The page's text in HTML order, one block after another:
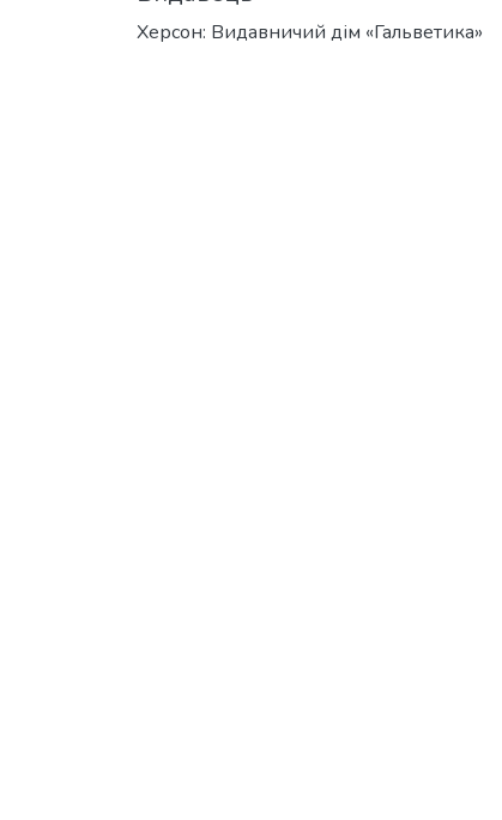
Херсон: Видавничий дім «Гальветика»